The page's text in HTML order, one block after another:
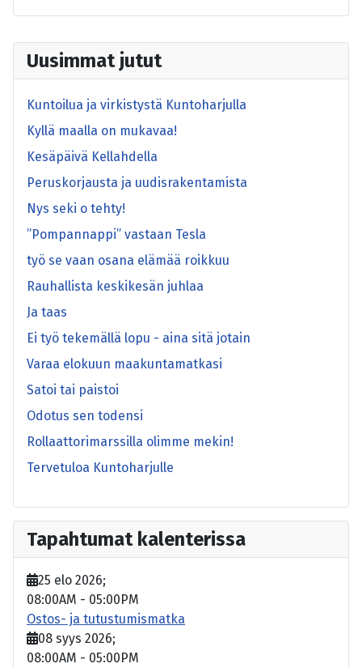
Uusimmat jutut
Kuntoilua ja virkistystä Kuntoharjulla
Kyllä maalla on mukavaa!
Kesäpäivä Kellahdella
Peruskorjausta ja uudisrakentamista
Nys seki o tehty!
”Pompannappi” vastaan Tesla
työ se vaan osana elämää roikkuu
Rauhallista keskikesän juhlaa
Ja taas
Ei työ tekemällä lopu - aina sitä jotain
Varaa elokuun maakuntamatkasi
Satoi tai paistoi
Odotus sen todensi
Rollaattorimarssilla olimme mekin!
Tervetuloa Kuntoharjulle
Tapahtumat kalenterissa
25 elo 2026;
08:00AM - 05:00PM
Ostos- ja tutustumismatka
08 syys 2026;
08:00AM - 05:00PM